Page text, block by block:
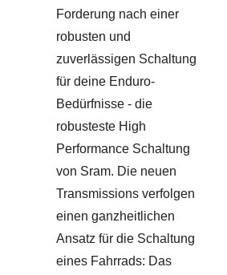
Forderung nach einer
robusten und
zuverlässigen Schaltung
für deine Enduro-
Bedürfnisse - die
robusteste High
Performance Schaltung
von Sram. Die neuen
Transmissions verfolgen
einen ganzheitlichen
Ansatz für die Schaltung
eines Fahrrads: Das